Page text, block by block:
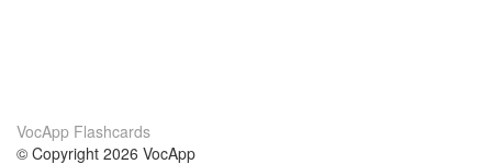
VocApp Flashcards
© Copyright 2026 VocApp